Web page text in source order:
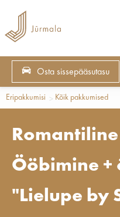
Osta sissepääsutasu
Eripakkumisi Kõik pakkumised
Romantiline
Ööbimine +
"Lielupe by